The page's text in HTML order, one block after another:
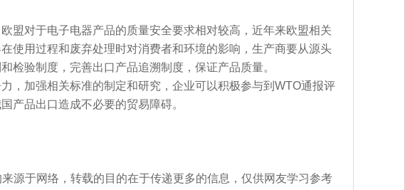
盟对于电子电器产品的质量安全要求相对较高，近年来欧盟相关
使用过程和废弃处理时对消费者和环境的影响，生产商要从源头
检验制度，完善出口产品追溯制度，保证产品质量。
，加强相关标准的制定和研究，企业可以积极参与到WTO通报评
产品出口造成不必要的贸易障碍。
于网络，转载的目的在于传递更多的信息，仅供网友学习参考